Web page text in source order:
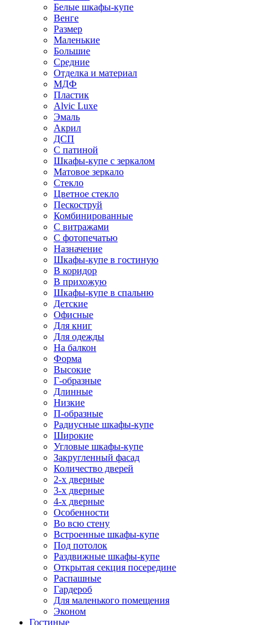
Белые шкафы-купе
Венге
Размер
Маленькие
Большие
Средние
Отделка и материал
МДФ
Пластик
Alvic Luxe
Эмаль
Акрил
ДСП
С патиной
Шкафы-купе с зеркалом
Матовое зеркало
Стекло
Цветное стекло
Пескоструй
Комбинированные
С витражами
С фотопечатью
Назначение
Шкафы-купе в гостиную
В коридор
В прихожую
Шкафы-купе в спальню
Детские
Офисные
Для книг
Для одежды
На балкон
Форма
Высокие
Г-образные
Длинные
Низкие
П-образные
Радиусные шкафы-купе
Широкие
Угловые шкафы-купе
Закругленный фасад
Количество дверей
2-х дверные
3-х дверные
4-х дверные
Особенности
Во всю стену
Встроенные шкафы-купе
Под потолок
Раздвижные шкафы-купе
Открытая секция посередине
Распашные
Гардероб
Для маленького помещения
Эконом
Гостиные